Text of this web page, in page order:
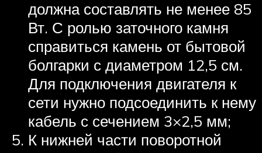
должна составлять не менее 85
Вт. С ролью заточного камня
справиться камень от бытовой
болгарки с диаметром 12,5 см.
Для подключения двигателя к
сети нужно подсоединить к нему
кабель с сечением 3×2,5 мм;
К нижней части поворотной